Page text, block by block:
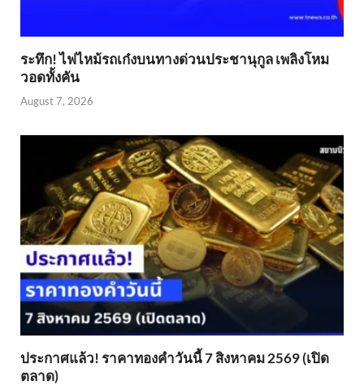
ระทึก! ไฟไหม้รถเก๋งบนทางด่วนประชานุกูล เพลิงโหม
วอดทั้งคัน
August 7, 2026
ประกาศแล้ว! ราคาทองคำวันนี้ 7 สิงหาคม 2569 (เปิด
ตลาด)